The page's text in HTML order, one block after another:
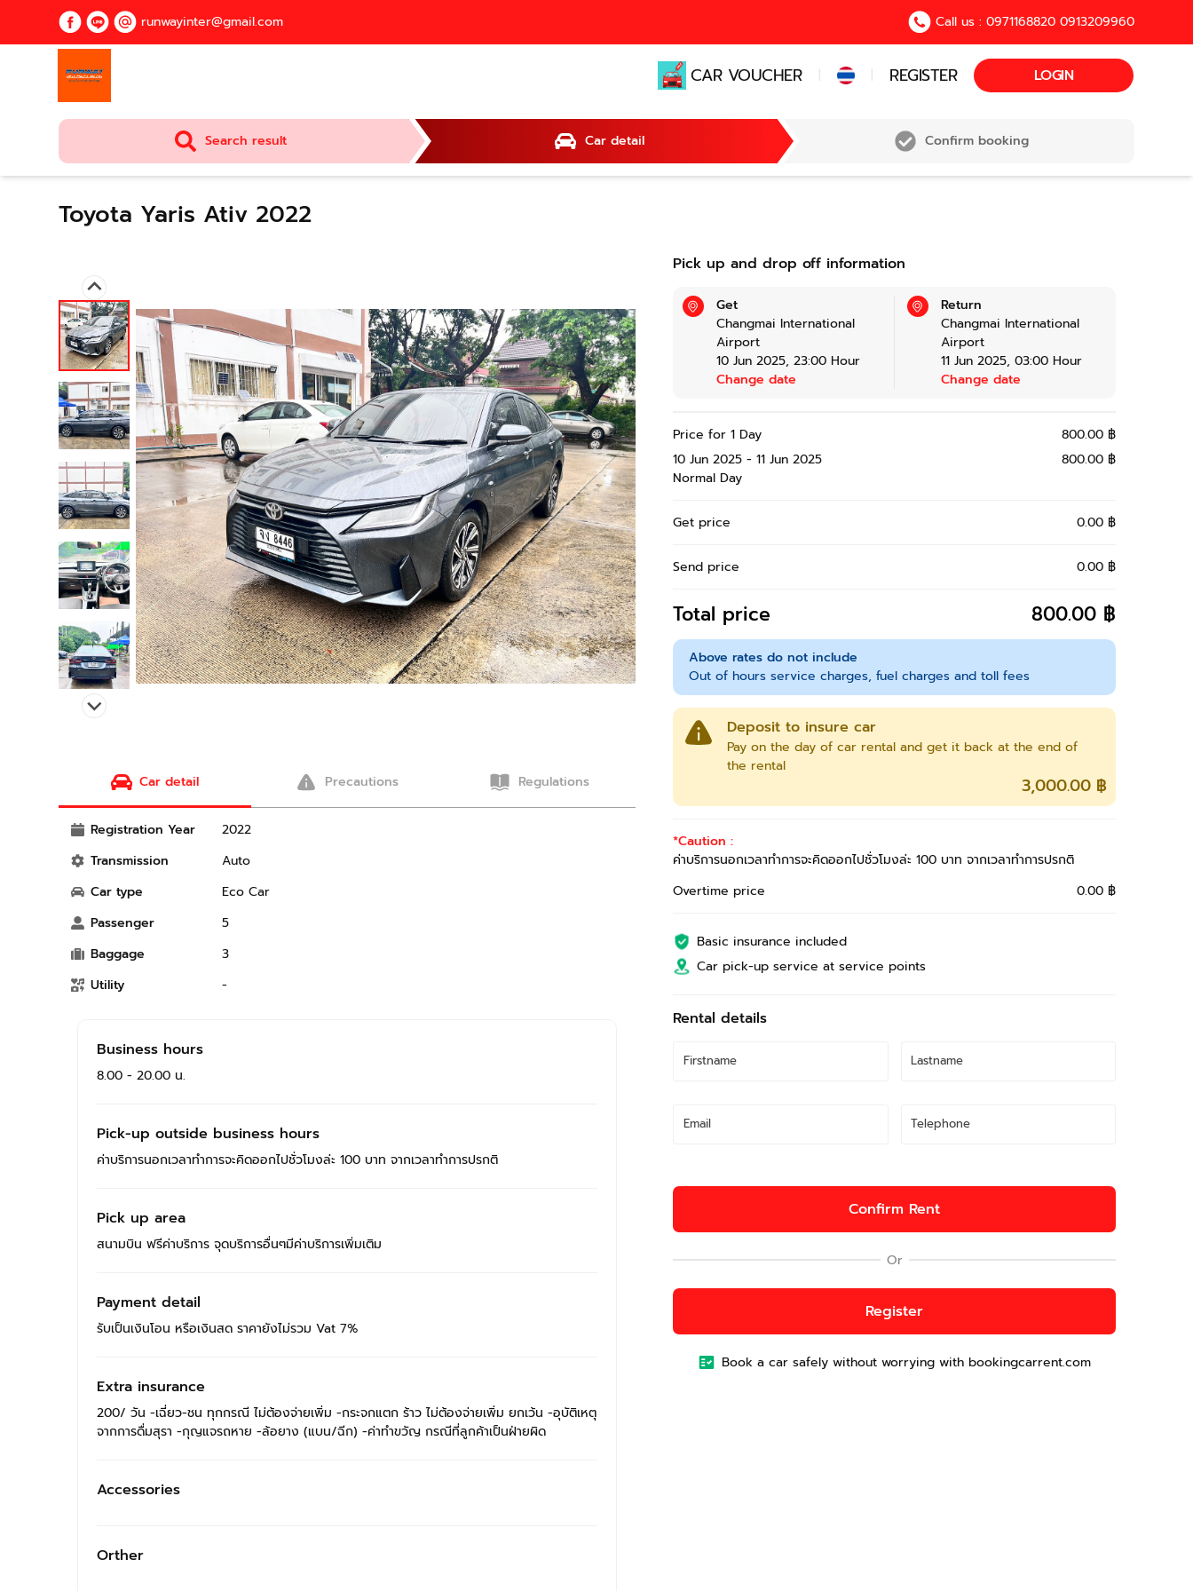
runwayinter@gmail.com Call us : 0971168820 0913209960
CAR VOUCHER | | REGISTER LOGIN
Search result Car detail Confirm booking
Toyota Yaris Ativ 2022
Car detail Precautions Regulations
Registration Year
2022
Transmission
Auto
Car type
Eco Car
Passenger
5
Baggage
3
Utility
-
Business hours
8.00 - 20.00 น.
Pick-up outside business hours
ค่าบริการนอกเวลาทำการจะคิดออกไปชั่วโมงล่ะ 100 บาท จากเวลาทำการปรกติ
Pick up area
สนามบิน ฟรีค่าบริการ จุดบริการอื่นๆมีค่าบริการเพิ่มเติม
Payment detail
รับเป็นเงินโอน หรือเงินสด ราคายังไม่รวม Vat 7%
Extra insurance
200/ วัน -เฉี่ยว-ชน ทุกกรณี ไม่ต้องจ่ายเพิ่ม -กระจกแตก ร้าว ไม่ต้องจ่ายเพิ่ม ยกเว้น -อุบัติเหตุ
จากการดื่มสุรา -กุญแจรถหาย -ล้อยาง (แบน/ฉีก) -ค่าทำขวัญ กรณีที่ลูกค้าเป็นฝ่ายผิด
Accessories
Orther
Pick up and drop off information
Get
Changmai International
Airport
10 Jun 2025, 23:00Hour
Change date
Return
Changmai International
Airport
11 Jun 2025, 03:00Hour
Change date
Price for 1 Day
800.00 ฿
10 Jun 2025 - 11 Jun 2025
800.00 ฿
Normal Day
Get price 0.00 ฿
Send price 0.00 ฿
Total price 800.00 ฿
Above rates do not include
Out of hours service charges, fuel charges and toll fees
Deposit to insure car
Pay on the day of car rental and get it back at the end of
the rental
3,000.00 ฿
*Caution :
ค่าบริการนอกเวลาทำการจะคิดออกไปชั่วโมงล่ะ 100 บาท จากเวลาทำการปรกติ
Overtime price
0.00 ฿
Basic insurance included
Car pick-up service at service points
Rental details
Confirm Rent
Or
Register
Book a car safely without worrying with bookingcarrent.com